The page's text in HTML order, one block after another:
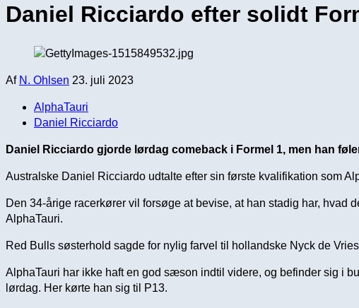
Daniel Ricciardo efter solidt
Af N. Ohlsen 23. juli 2023
AlphaTauri
Daniel Ricciardo
Daniel Ricciardo gjorde lørdag comeback i Formel 1, men han
Australske Daniel Ricciardo udtalte efter sin første kvalifikation som
Den 34-årige racerkører vil forsøge at bevise, at han stadig har,
AlphaTauri.
Red Bulls søsterhold sagde for nylig farvel til hollandske Nyck de
AlphaTauri har ikke haft en god sæson indtil videre, og befinder sig i
lørdag. Her kørte han sig til P13.